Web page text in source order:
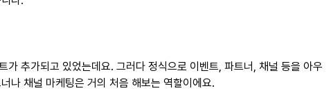
가 추가되고 있었는데요. 그러다 정식으로 이벤트, 파트너, 채널 등을 아우
나 채널 마케팅은 거의 처음 해보는 역할이에요.